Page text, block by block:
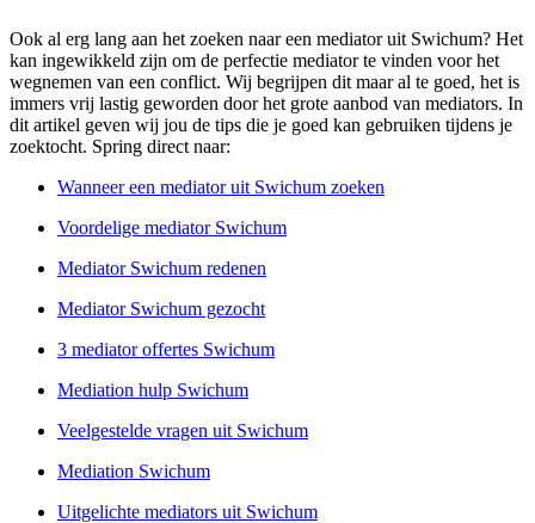
Ook al erg lang aan het zoeken naar een mediator uit Swichum? Het
kan ingewikkeld zijn om de perfectie mediator te vinden voor het
wegnemen van een conflict. Wij begrijpen dit maar al te goed, het is
immers vrij lastig geworden door het grote aanbod van mediators. In
dit artikel geven wij jou de tips die je goed kan gebruiken tijdens je
zoektocht. Spring direct naar:
Wanneer een mediator uit Swichum zoeken
Voordelige mediator Swichum
Mediator Swichum redenen
Mediator Swichum gezocht
3 mediator offertes Swichum
Mediation hulp Swichum
Veelgestelde vragen uit Swichum
Mediation Swichum
Uitgelichte mediators uit Swichum